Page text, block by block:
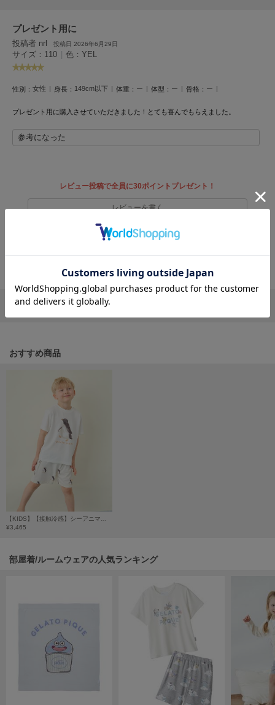
FURFUR
gelato pique
ジェラート ピケ
ジェラート ピケ キャットアンドドッグ
グラミチ
ハンター
le coq sportif
ルコックスポルティフ
LeSportsac
LILY BROWN
LITTLE UNION TOKYO
リトルユニオン トウキョウ
プレゼント用に
投稿者 nrl 投稿日 2026年6月29日
サイズ：110 | 色：YEL
性別： 女性 身長： 149cm以下 体重： ー 体型： ー 骨格： ー
プレゼント用に購入させていただきました！とても喜んでもらえました。
参考になった
レビュー投稿で全員に30ポイントプレゼント！
レビューを書く
レビューはマイページのご注文履歴から投稿いただけます
返品・キャンセルについて
リポストする
おすすめ商品
¥3,465
部屋着/ルームウェアの人気ランキング